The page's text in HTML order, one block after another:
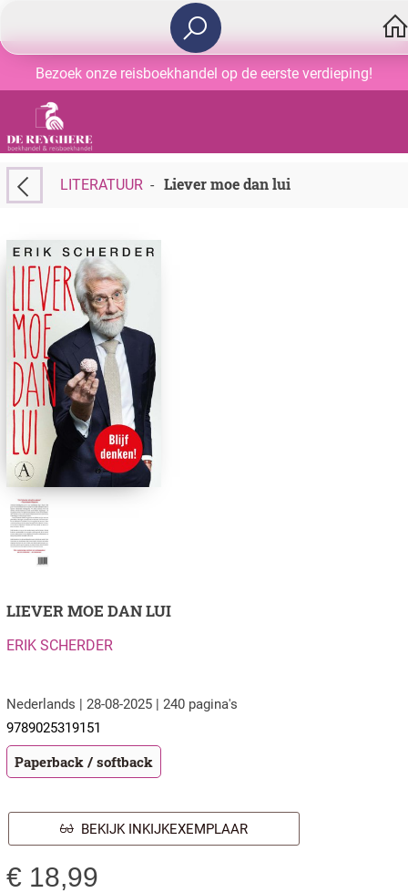
Bezoek onze reisboekhandel op de eerste verdieping!
LITERATUUR- Liever moe dan lui
LIEVER MOE DAN LUI
ERIK SCHERDER
Nederlands | 28-08-2025 | 240 pagina's
9789025319151
Paperback / softback
BEKIJK INKIJKEXEMPLAAR
€ 18,99